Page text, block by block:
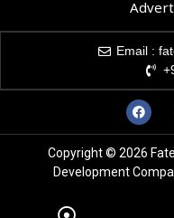
Email :
Copyright © 2026
Development